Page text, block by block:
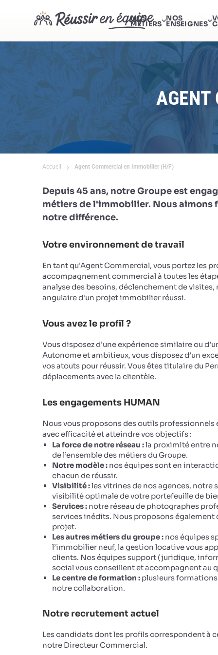
NOS
MÉTIERS
NOS
ENSEIGNES
Accueil Agent Commercial en Immobilier (H/F)
Depuis 45 ans, notre Groupe est
métiers de l'immobilier. Nous aimons
notre différence.
Votre environnement de travail
En tant qu'Agent Commercial, vous portez les
accompagnement commercial à toutes les
analyse des besoins, déclenchement de
angulaire d'un projet immobilier réussi.
Vous avez le profil ?
Vous disposez d’une expérience similaire ou
Autonome et ambitieux, vous disposez d’un
vos atouts pour réussir. Vous êtes titulaire du
déplacements avec la clientèle.
Les engagements HUMAN
Nous vous proposons des outils
avec efficacité et atteindre vos objectifs :
La force de notre réseau :la proximité entre
de l’ensemble des métiers du Groupe.
Notre modèle : nos équipes sont en
chacun de réussir.
Visibilité :les vitrines de nos agences,
visibilité optimale de votre portefeuille de
Services : notre réseau de photographes
services inédits. Nous proposons également
projet.
Les autres métiers du groupe : nos équipes
l’immobilier neuf, la gestion locative vous
clients. Nos équipes support (juridique,
social vous conseillent et accompagnent au
Le centre de formation : plusieurs
notre collaboration.
Notre recrutement actuel
Les candidats dont les profils correspondent à
notre Directeur Commercial.